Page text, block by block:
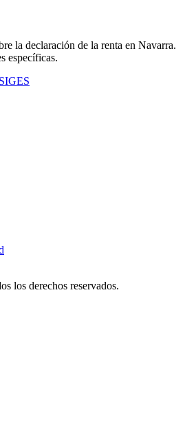
la declaración de la renta en Navarra.
específicas.
los derechos reservados.